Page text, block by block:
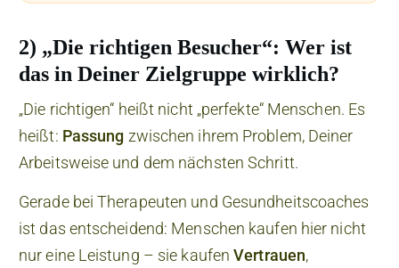
2) „Die richtigen Besucher“: Wer ist
das in Deiner Zielgruppe wirklich?
„Die richtigen“ heißt nicht „perfekte“ Menschen. Es
heißt: Passung zwischen ihrem Problem, Deiner
Arbeitsweise und dem nächsten Schritt.
Gerade bei Therapeuten und Gesundheitscoaches
ist das entscheidend: Menschen kaufen hier nicht
nur eine Leistung – sie kaufenVertrauen,